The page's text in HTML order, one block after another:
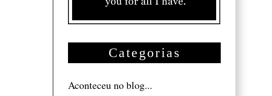
Categorias
Aconteceu no blog...